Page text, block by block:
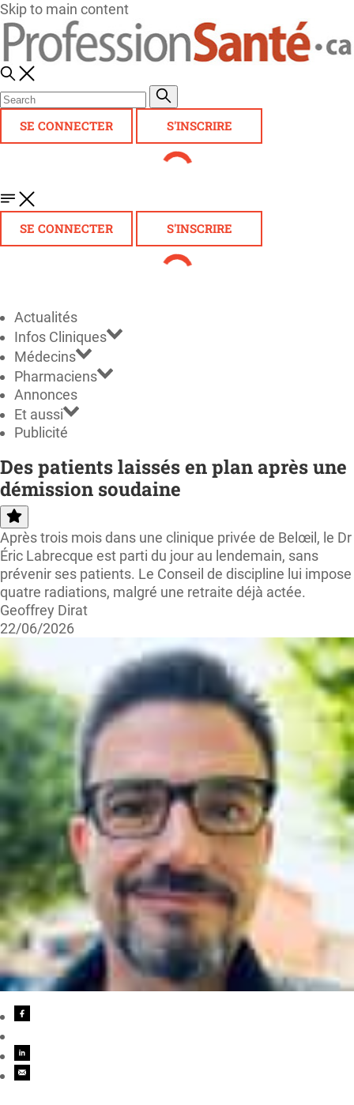
Skip to main content
SE CONNECTER S'INSCRIRE
SE CONNECTER S'INSCRIRE
Actualités
Infos Cliniques
Médecins
Pharmaciens
Annonces
Et aussi
Publicité
Des patients laissés en plan après une
démission soudaine
Après trois mois dans une clinique privée de Belœil, le Dr
Éric Labrecque est parti du jour au lendemain, sans
prévenir ses patients. Le Conseil de discipline lui impose
quatre radiations, malgré une retraite déjà actée.
Geoffrey Dirat
22/06/2026